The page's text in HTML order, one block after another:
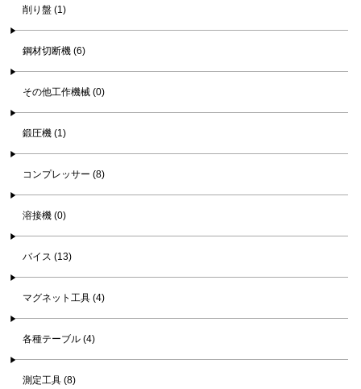
削り盤 (1)
鋼材切断機 (6)
その他工作機械 (0)
鍛圧機 (1)
コンプレッサー (8)
溶接機 (0)
バイス (13)
マグネット工具 (4)
各種テーブル (4)
測定工具 (8)